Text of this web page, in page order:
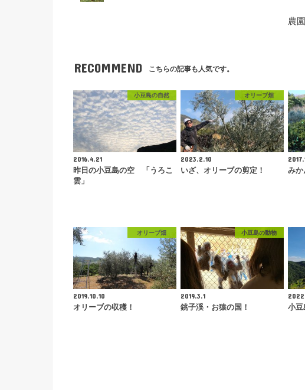
農
RECOMMEND こちらの記事も人気です。
小豆島の自然
2016.4.21
昨日の小豆島の空 「うろこ
雲」
オリーブ畑
2023.2.10
いざ、オリーブの剪定！
みか
オリーブ畑
2019.10.10
オリーブの収穫！
小豆島の動物
2019.3.1
銚子渓・お猿の国！
小豆